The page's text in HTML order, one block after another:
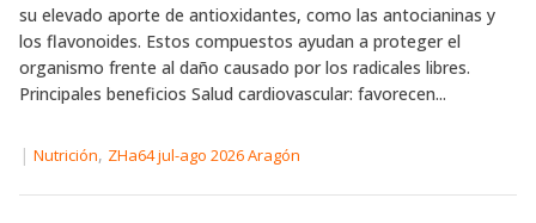
su elevado aporte de antioxidantes, como las antocianinas y
los flavonoides. Estos compuestos ayudan a proteger el
organismo frente al daño causado por los radicales libres.
Principales beneficios Salud cardiovascular: favorecen...
| Nutrición, ZHa64 jul-ago 2026 Aragón